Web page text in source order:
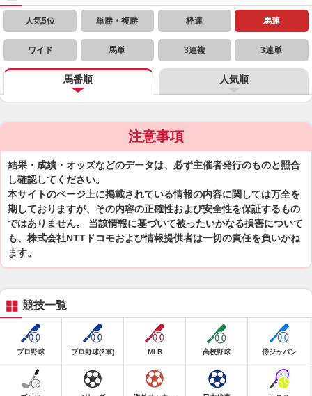
人気5位 単勝・複勝 枠連 馬連
ワイド 馬単 3連複 3連単
馬番順 人気順
注意事項
結果・成績・オッズなどのデータは、必ず主催者発行のものと照合
し確認してください。
本サイトのページ上に掲載されている情報の内容に関しては万全を
期しておりますが、その内容の正確性および安全性を保証するもの
ではありません。 当該情報に基づいて被ったいかなる損害について
も、株式会社NTTドコモおよび情報提供者は一切の責任を負いかね
ます。
競技一覧
プロ野球 プロ野球(2軍) MLB 高校野球 侍ジャパン